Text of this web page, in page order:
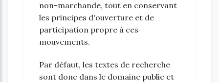
non-marchande, tout en conservant
les principes d'ouverture et de
participation propre à ces
mouvements.
Par défaut, les textes de recherche
sont donc dans le domaine public et